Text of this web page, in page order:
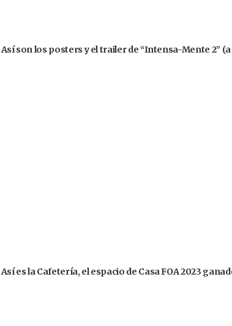
Así son los posters y el trailer de “Intensa-Mente 2”
Así es la Cafetería, el espacio de Casa FOA 2023